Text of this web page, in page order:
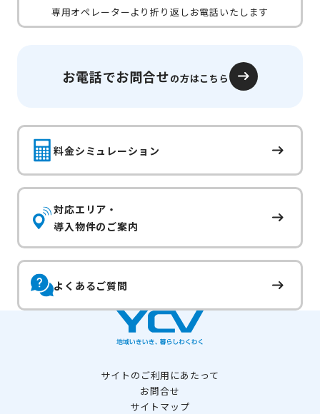
専用オペレーターより折り返しお電話いたします
お電話でお問合せの方はこちら
料金シミュレーション
対応エリア・
導入物件のご案内
よくあるご質問
サイトのご利用にあたって
お問合せ
サイトマップ